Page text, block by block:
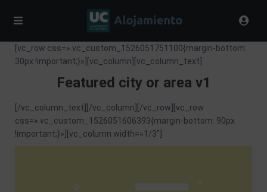
[vc_row css=».vc_custom_1526051751100{margin-bottom:
30px !important;}»][vc_column][vc_column_text]
Featured city or area v1
[/vc_column_text][/vc_column][/vc_row][vc_row
css=».vc_custom_1526051606393{margin-bottom: 90px
!important;}»][vc_column width=»1/3″]